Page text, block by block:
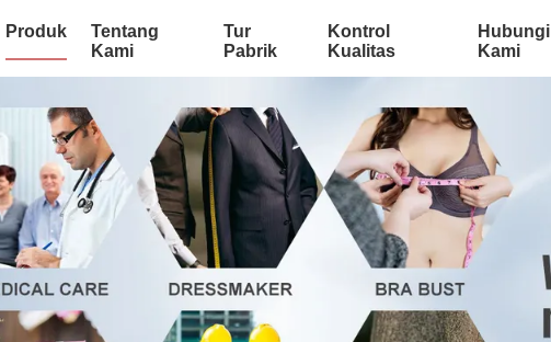
Produk
Tentang
Kami
Tur
Pabrik
Kontrol
Kualitas
Hubungi
Kami